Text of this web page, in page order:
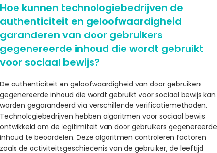
Hoe kunnen technologiebedrijven de
authenticiteit en geloofwaardigheid
garanderen van door gebruikers
gegenereerde inhoud die wordt gebruikt
voor sociaal bewijs?
De authenticiteit en geloofwaardigheid van door gebruikers
gegenereerde inhoud die wordt gebruikt voor sociaal bewijs kan
worden gegarandeerd via verschillende verificatiemethoden.
Technologiebedrijven hebben algoritmen voor sociaal bewijs
ontwikkeld om de legitimiteit van door gebruikers gegenereerde
inhoud te beoordelen. Deze algoritmen controleren factoren
zoals de activiteitsgeschiedenis van de gebruiker, de leeftijd